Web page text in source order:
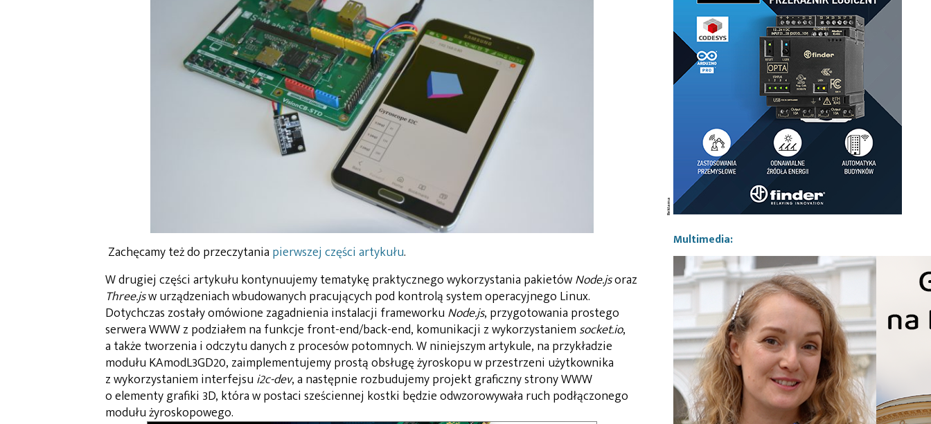
Zachęcamy też do przeczytania pierwszej części artykułu.
W drugiej części artykułu kontynuujemy tematykę praktycznego wykorzystania pakietówNode.jsoraz
Three.jsw urządzeniach wbudowanych pracujących pod kontrolą system operacyjnego Linux.
Dotychczas zostały omówione zagadnienia instalacji frameworku Node.js, przygotowania prostego
serwera WWW z podziałem na funkcje front-end/back-end, komunikacji z wykorzystaniem socket.io,
a także tworzenia i odczytu danych z procesów potomnych. W niniejszym artykule, na przykładzie
modułu KAmodL3GD20, zaimplementujemy prostą obsługę żyroskopu w przestrzeni użytkownika
z wykorzystaniem interfejsu i2c-dev, a następnie rozbudujemy projekt graficzny strony WWW
o elementy grafiki 3D, która w postaci sześciennej kostki będzie odwzorowywała ruch podłączonego
modułu żyroskopowego.
Multimedia: